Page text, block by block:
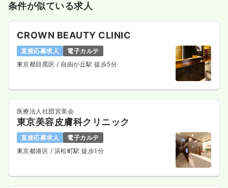
条件が似ている求人
CROWN BEAUTY CLINIC
直接応募求人
電子カルテ
東京都目黒区 / 自由が丘駅 徒歩5分
医療法人社団宮美会
東京美容皮膚科クリニック
直接応募求人
電子カルテ
東京都港区 / 浜松町駅 徒歩1分